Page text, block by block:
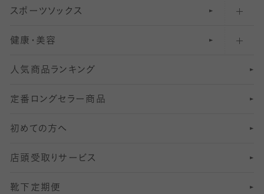
ハイソックス
オーバーニー・ニーハイソックス
81 〜110デニールタイツ
111〜210デニールタイツ
211デニールタイツ以上（防寒・厚手タイツ）
マタニティレギンス
5 分丈
6 分丈レギンス
7 分丈 レギンス
8分丈 レギンス
10分丈 レギンス
12分丈レギンス
結婚式用ストッキング
美脚ストッキング
オールスルーストッキング
匠シリーズ
フレッシャーズ向けソックス・靴下
冠婚葬祭向けソックス・靴下
スーツカジュアルソックス・靴下
ロングホーズ
スポーツソックス
ランニングソックス・靴下
ゴルフソックス・靴下
サッカー・フットサル用ソックス
ヨガソックス・靴下
スポーツ用レッグウォーマー
SS サイズ（21～23cm）
健康・美容
インナーソックス
加圧・着圧ソックス
冷えとり靴下
着圧・加圧タイツ
むくみ対策
人気商品ランキング
定番ロングセラー商品
初めての方へ
店頭受取りサービス
靴下定期便